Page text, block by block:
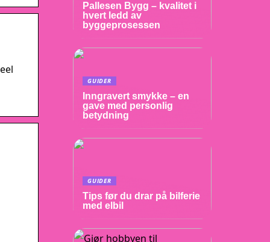
Pallesen Bygg – kvalitet i
hvert ledd av
byggeprosessen
GUIDER
Inngravert smykke – en
gave med personlig
betydning
GUIDER
Tips før du drar på bilferie
med elbil